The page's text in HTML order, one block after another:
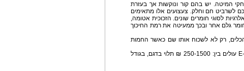
המיטה. יש בהם קור ונוקשות אך בעזרת
לשרביט חם וחלק. צעצועים אלו מתאימים
לסוגי חומרים שונים. הזכוכית אטומה,
חומר גלם אחר ובכך ממעיטה את רמת החיכוך
רק לא לשכוח אותו שם כאשר החמות
צעצועי מין העשויים מפיירקס או זכוכית E-glass עולים בין: 250-1500 ₪ תלוי בדגם, בגודל